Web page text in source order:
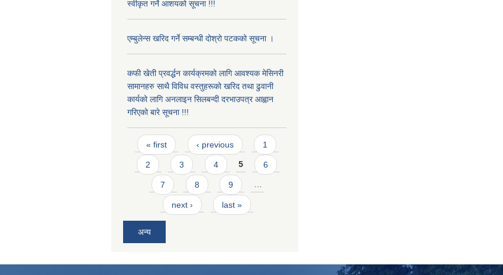
स्वीकृत गर्ने आशयको सूचना !!!
एम्बुलेन्स खरिद गर्ने सम्बन्धी दोश्रो पटकको सूचना ।
कफी खेती प्रवर्द्धन कार्यक्रमको लागि आवश्यक मेसिनरी
सामानहरु साथै विविध वस्तुहरूको खरिद तथा ढुवानी
कार्यको लागि अनलाइन सिलबन्दी दरभाउपत्र आह्वान
गरिएको बारे सूचना !!!
Pages
« first ‹ previous 1
2 3 4 5 6
7 8 9 …
next › last »
अन्य